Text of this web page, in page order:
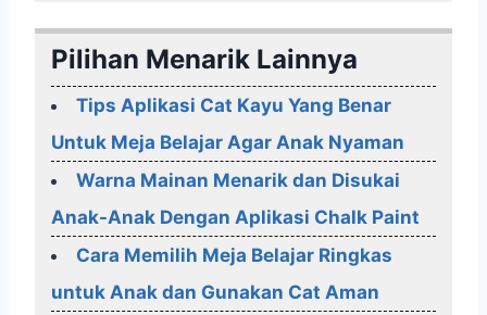
Pilihan Menarik Lainnya
Tips Aplikasi Cat Kayu Yang Benar
Untuk Meja Belajar Agar Anak Nyaman
Warna Mainan Menarik dan Disukai
Anak-Anak Dengan Aplikasi Chalk Paint
Cara Memilih Meja Belajar Ringkas
untuk Anak dan Gunakan Cat Aman